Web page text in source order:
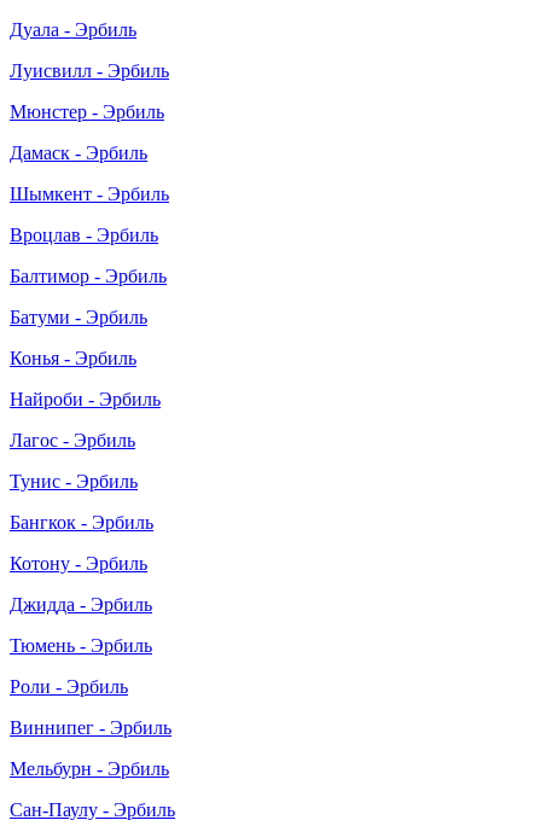
Дуала - Эрбиль
Луисвилл - Эрбиль
Мюнстер - Эрбиль
Дамаск - Эрбиль
Шымкент - Эрбиль
Вроцлав - Эрбиль
Балтимор - Эрбиль
Батуми - Эрбиль
Конья - Эрбиль
Найроби - Эрбиль
Лагос - Эрбиль
Тунис - Эрбиль
Бангкок - Эрбиль
Котону - Эрбиль
Джидда - Эрбиль
Тюмень - Эрбиль
Роли - Эрбиль
Виннипег - Эрбиль
Мельбурн - Эрбиль
Сан-Паулу - Эрбиль